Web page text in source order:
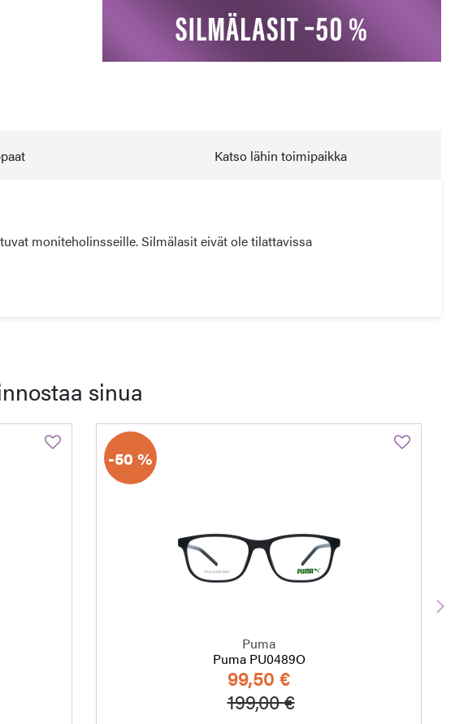
Katso lähin toimipaikka
moniteholinsseille. Silmälasit eivät ole tilattavissa
sinua
hinta
-50 %
Puma
Puma PU0489O
99,50 €
Hinta alennettu
199,00 €Alennettu hinta